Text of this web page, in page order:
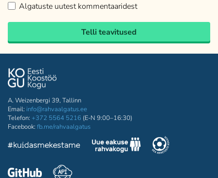
Algatuste uutest kommentaaridest
Telli teavitused
A. Weizenbergi 39, Tallinn
Email: info@rahvaalgatus.ee
Telefon: +372 5564 5216 (E-N 9:00–16:30)
Facebook: fb.me/rahvaalgatus